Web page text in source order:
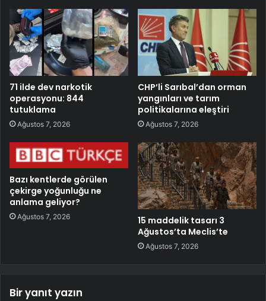
71 ilde dev narkotik
operasyonu: 844
tutuklama
Ağustos 7, 2026
CHP’li Sarıbal’dan orman
yangınları ve tarım
politikalarına eleştiri
Ağustos 7, 2026
Bazı kentlerde görülen
çekirge yoğunluğu ne
anlama geliyor?
Ağustos 7, 2026
15 maddelik tasarı 3
Ağustos’ta Meclis’te
Ağustos 7, 2026
Bir yanıt yazın